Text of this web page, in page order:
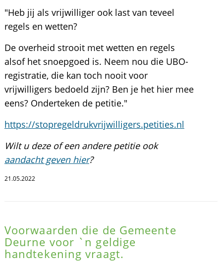
"Heb jij als vrijwilliger ook last van teveel
regels en wetten?
De overheid strooit met wetten en regels
alsof het snoepgoed is. Neem nou die UBO-
registratie, die kan toch nooit voor
vrijwilligers bedoeld zijn? Ben je het hier mee
eens? Onderteken de petitie."
https://stopregeldrukvrijwilligers.petities.nl
Wilt u deze of een andere petitie ook
aandacht geven hier?
21.05.2022
Voorwaarden die de Gemeente
Deurne voor `n geldige
handtekening vraagt.